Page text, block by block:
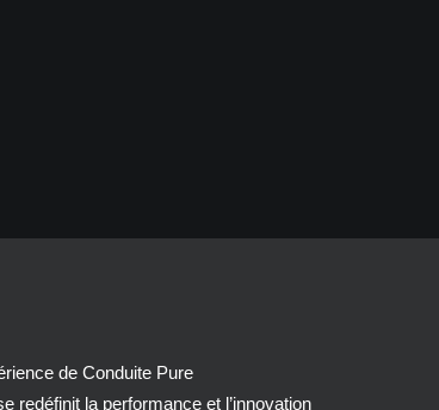
de Conduite Pure
redéfinit la performance et l’innovation